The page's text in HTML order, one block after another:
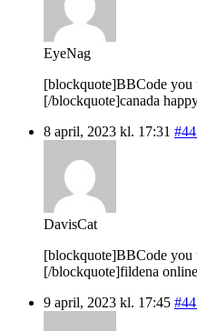
EyeNag
[blockquote]BBCode you
[/blockquote]canada
8 april, 2023 kl. 17:31
DavisCat
[blockquote]BBCode you
[/blockquote]fildena
9 april, 2023 kl. 17:45